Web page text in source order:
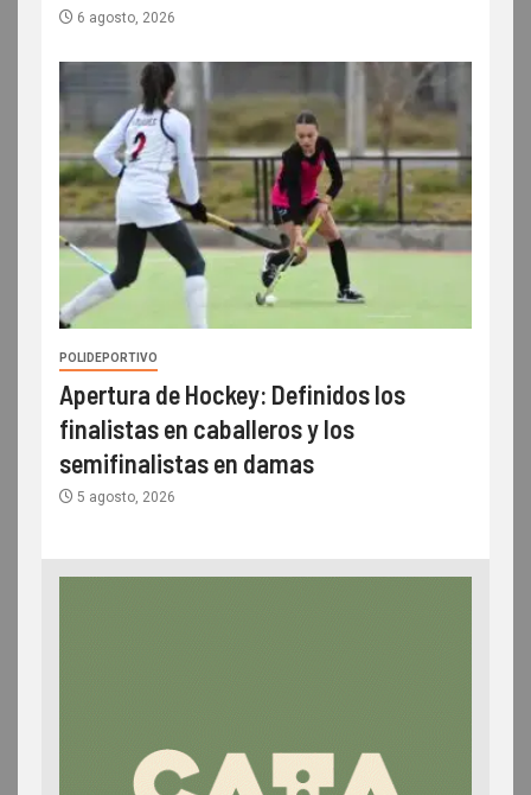
6 agosto, 2026
POLIDEPORTIVO
Apertura de Hockey: Definidos los
finalistas en caballeros y los
semifinalistas en damas
5 agosto, 2026